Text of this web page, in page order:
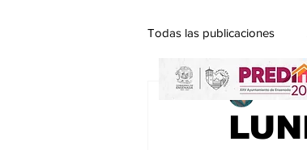
Todas las publicaciones
Lo último del momento
Karla De